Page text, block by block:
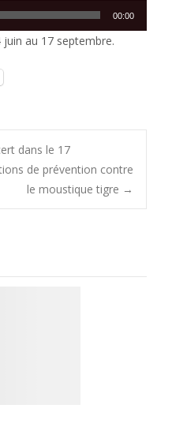
00:00
juin au 17 septembre.
dans le 17
de prévention contre
le moustique tigre →